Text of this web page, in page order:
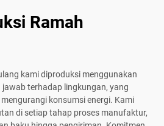
Ramah
kami diproduksi menggunakan
terhadap lingkungan, yang
konsumsi energi. Kami
di setiap tahap proses manufaktur,